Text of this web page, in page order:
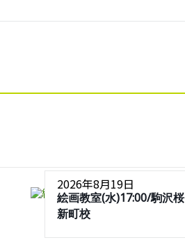
2026年8月19日
絵画教室(水)17:00/駒沢桜
新町校